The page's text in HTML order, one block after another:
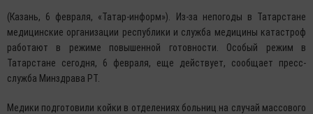
(Казань, 6 февраля, «Татар-информ»). Из-за непогоды в Татарстане
медицинские организации республики и служба медицины катастроф
работают в режиме повышенной готовности. Особый режим в
Татарстане сегодня, 6 февраля, еще действует, сообщает пресс-
служба Минздрава РТ.
Медики подготовили койки в отделениях больниц на случай массового